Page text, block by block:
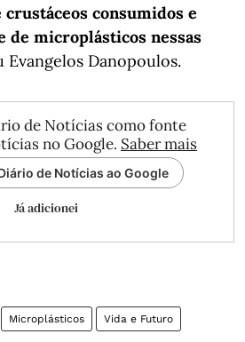
consumidos e
de microplásticos nessas
Evangelos Danopoulos.
de Notícias como fonte
no Google. Saber mais
de Notícias ao Google
Já adicionei
Microplásticos Vida e Futuro